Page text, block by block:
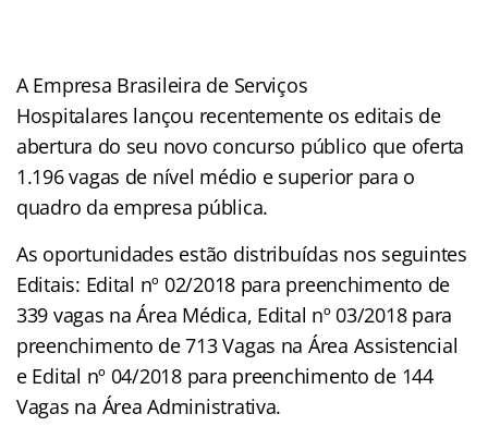
A Empresa Brasileira de Serviços
Hospitalares lançou recentemente os editais de
abertura do seu novo concurso público que oferta
1.196 vagas de nível médio e superior para o
quadro da empresa pública.
As oportunidades estão distribuídas nos seguintes
Editais: Edital nº 02/2018 para preenchimento de
339 vagas na Área Médica, Edital nº 03/2018 para
preenchimento de 713 Vagas na Área Assistencial
e Edital nº 04/2018 para preenchimento de 144
Vagas na Área Administrativa.